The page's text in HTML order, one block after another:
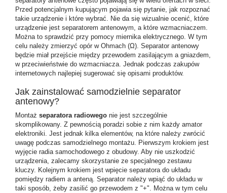
Przed potencjalnym kupującym pojawia się pytanie, jak rozpoznać
takie urządzenie i które wybrać. Nie da się wizualnie ocenić, które
urządzenie jest separatorem antenowym, a które wzmacniaczem.
Można to sprawdzić przy pomocy miernika elektrycznego. W tym
celu należy zmierzyć opór w Ohmach (Ω). Separator antenowy
będzie miał przejście między przewodem zasilającym a gniazdem,
w przeciwieństwie do wzmacniacza. Jednak podczas zakupów
internetowych najlepiej sugerować się opisami produktów.
Jak zainstalować samodzielnie separator
antenowy?
Montaż separatora radiowego nie jest szczególnie
skomplikowany. Z pewnością poradzi sobie z nim każdy amator
elektroniki. Jest jednak kilka elementów, na które należy zwrócić
uwagę podczas samodzielnego montażu. Pierwszym krokiem jest
wyjęcie radia samochodowego z obudowy. Aby nie uszkodzić
urządzenia, zalecamy skorzystanie ze specjalnego zestawu
kluczy. Kolejnym krokiem jest wpięcie separatora do układu
pomiędzy radiem a anteną. Separator należy wpiąć do układu w
taki sposób, żeby zasilić go przewodem z "+". Można w tym celu